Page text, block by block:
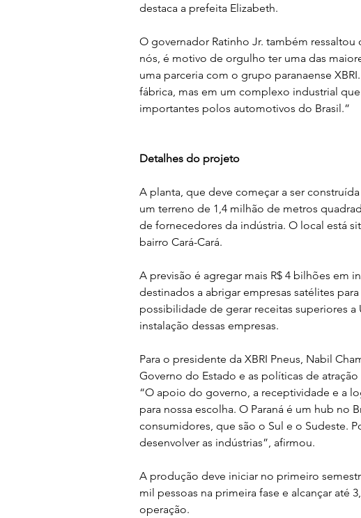
destaca a prefeita Elizabeth.
O governador Ratinho Jr. também ressaltou
nós, é motivo de orgulho ter uma das
uma parceria com o grupo paranaense
fábrica, mas em um complexo industrial
importantes polos automotivos do Brasil.”
Detalhes do projeto
A planta, que deve começar a ser
um terreno de 1,4 milhão de metros
de fornecedores da indústria. O local está
bairro Cará-Cará.
A previsão é agregar mais R$ 4 bilhões em
destinados a abrigar empresas satélites
possibilidade de gerar receitas superiores a
instalação dessas empresas.
Para o presidente da XBRI Pneus, Nabil
Governo do Estado e as políticas de
“O apoio do governo, a receptividade e a
para nossa escolha. O Paraná é um hub no
consumidores, que são o Sul e o Sudeste.
desenvolver as indústrias”, afirmou.
A produção deve iniciar no primeiro
mil pessoas na primeira fase e alcançar até
operação.